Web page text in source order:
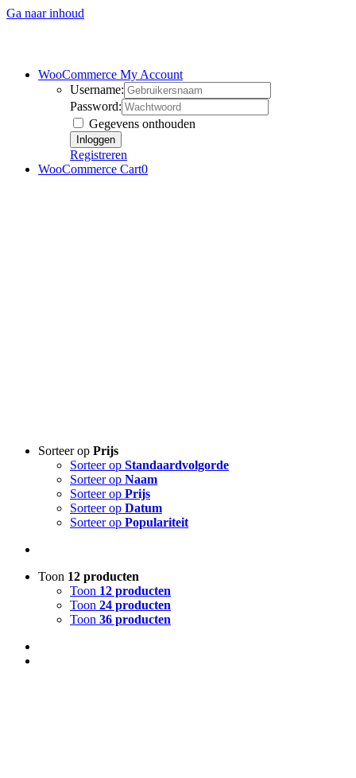
Ga naar inhoud
WooCommerce My Account
Username:
Password:
Gegevens onthouden
Registreren
WooCommerce Cart0
Sorteer op Prijs
Sorteer op Standaardvolgorde
Sorteer op Naam
Sorteer op Prijs
Sorteer op Datum
Sorteer op Populariteit
Toon 12 producten
Toon 12 producten
Toon 24 producten
Toon 36 producten